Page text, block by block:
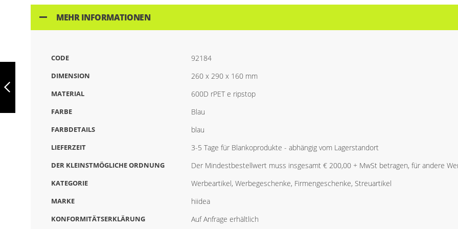
THERMORUCKSACK
RIPSTOP 16 L,
MEHR INFORMATIONEN
CODE 92184
DIMENSION 260 x 290 x 160 mm
MATERIAL 600D rPET e ripstop
FARBE Blau
FARBDETAILS blau
LIEFERZEIT 3-5 Tage für Blankoprodukte - abhängig vom Lagerstandort
DER KLEINSTMÖGLICHE ORDNUNG Der Mindestbestellwert muss insgesamt € 200,00 + MwSt betragen, für andere
KATEGORIE Werbeartikel, Werbegeschenke, Firmengeschenke, Streuartikel
MARKE hiidea
KONFORMITÄTSERKLÄRUNG Auf Anfrage erhältlich